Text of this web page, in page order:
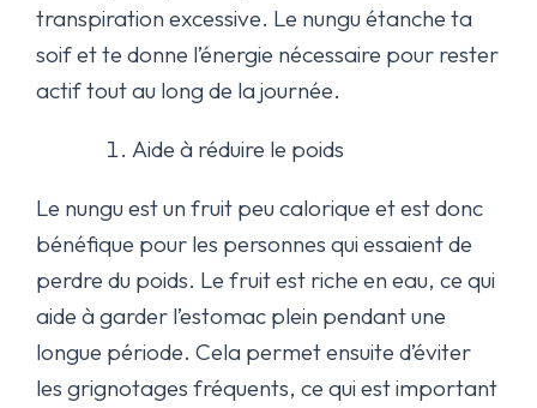
transpiration excessive. Le nungu étanche ta
soif et te donne l’énergie nécessaire pour rester
actif tout au long de la journée.
Aide à réduire le poids
Le nungu est un fruit peu calorique et est donc
bénéfique pour les personnes qui essaient de
perdre du poids. Le fruit est riche en eau, ce qui
aide à garder l’estomac plein pendant une
longue période. Cela permet ensuite d’éviter
les grignotages fréquents, ce qui est important